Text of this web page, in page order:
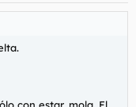
con estar, mola. El